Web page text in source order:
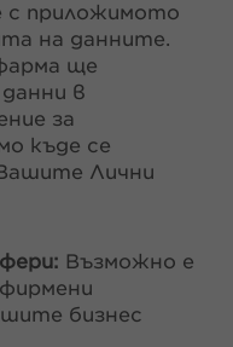
приложимото
на данните.
ще
в
за
къде се
Лични
Възможно е
бизнес